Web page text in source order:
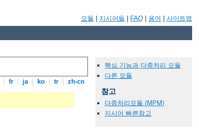
모듈 지시어들 FAQ 용어 사이트맵
fr ja ko tr zh-cn
핵심 기능과 다중처리 모듈
다른 모듈
참고
다중처리모듈 (MPM)
지시어 빠른참고